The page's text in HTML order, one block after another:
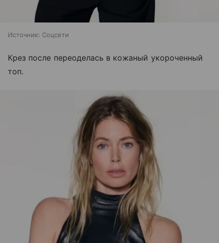
Источник: Соцсети
Крез после переоделась в кожаный укороченный
топ.